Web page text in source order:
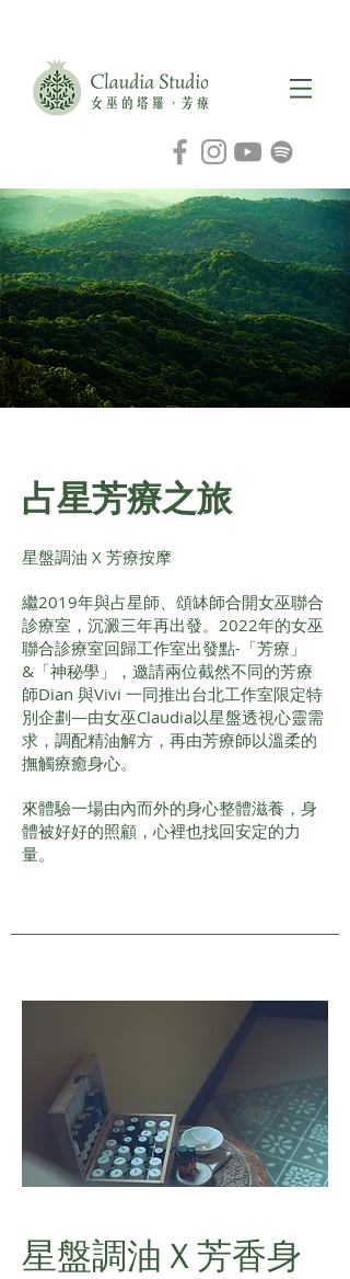
占星芳療之旅
​星盤調油 X 芳療按摩
繼2019年與占星師、頌缽師合開女巫聯合
診療室，沉澱三年再出發。2022年的女巫
聯合診療室回歸工作室出發點-「芳療」
&「神秘學」，邀請兩位截然不同的芳療
師Dian 與Vivi 一同推出台北工作室限定特
別企劃—由女巫Claudia以星盤透視心靈需
求，調配精油解方，再由芳療師以溫柔的
撫觸療癒身心。
來體驗一場由內而外的身心整體滋養，身
體被好好的照顧，心裡也找回安定的力
量。
星盤調油Ｘ芳香身